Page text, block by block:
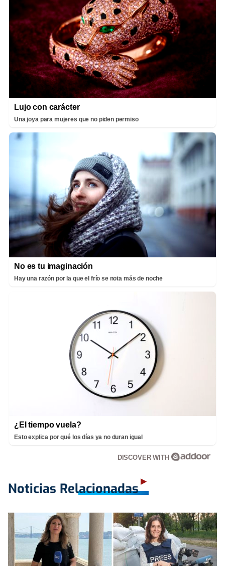
Lujo con carácter
Una joya para mujeres que no piden permiso
No es tu imaginación
Hay una razón por la que el frío se nota más de noche
¿El tiempo vuela?
Esto explica por qué los días ya no duran igual
DISCOVER WITH
Noticias Relacionadas